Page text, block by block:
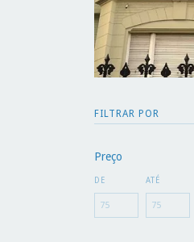
FILTRAR POR
Preço
DE ATÉ